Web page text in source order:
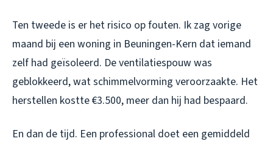
Ten tweede is er het risico op fouten. Ik zag vorige
maand bij een woning in Beuningen-Kern dat iemand
zelf had geïsoleerd. De ventilatiespouw was
geblokkeerd, wat schimmelvorming veroorzaakte. Het
herstellen kostte €3.500, meer dan hij had bespaard.
En dan de tijd. Een professional doet een gemiddeld